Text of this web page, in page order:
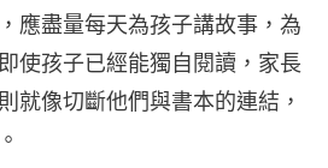
應盡量每天為孩子講故事，為
使孩子已經能獨自閱讀，家長
就像切斷他們與書本的連結，